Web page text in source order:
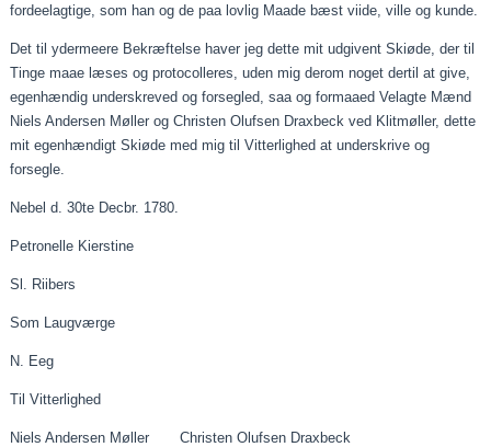
fordeelagtige , som han og depaa lovlig Maade bæstviide , ville og kunde.
Det tilydermeere Bekræftelse haver jeg dette mitudgivent Skiøde , der til
Tingemaae læses ogprotocolleres , uden mig derom noget dertil at give,
egenhændigunderskreved ogforsegled , saa ogformaaed Velagte Mænd
Niels Andersen Møller og Christen Olufsen Draxbeck ved Klitmøller, dette
mit egenhændigtSkiøde med mig til Vitterlighed at underskrive og
forsegle.
Nebel d. 30te Decbr. 1780.
Petronelle Kierstine
Sl. Riibers
Som Laugværge
N. Eeg
Til Vitterlighed
Niels Andersen Møller Christen Olufsen Draxbeck